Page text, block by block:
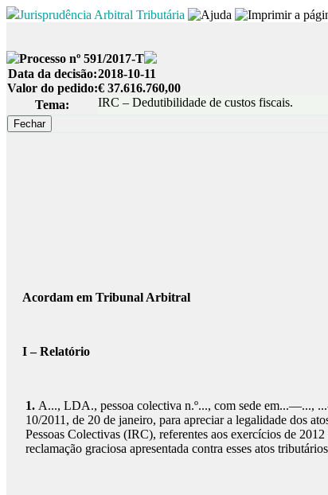
Jurisprudência Arbitral Tributária
Processo nº 591/2017-T
Data da decisão:2018-10-11
Valor do pedido:€ 37.616.760,00
Tema:
IRC – Dedutibilidade de custos fiscais.
Acordam em Tribunal Arbitral
I – Relatório
1. A..., LDA., pessoa colectiva n.º..., com sede em...—...,
10/2011, de 20 de janeiro, para apreciar a legalidade dos
Pessoas Colectivas (IRC), referentes aos exercícios de
reclamação graciosa apresentada contra esses atos